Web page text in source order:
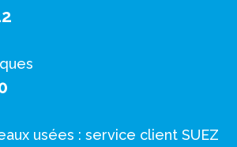
usées : service client SUEZ